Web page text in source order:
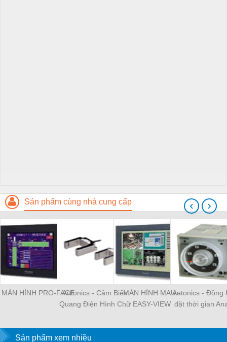
Sản phẩm cùng nhà cung cấp
MÀN HÌNH PRO-FACEAutonics - Cảm Biến
Quang Điện Hình Chữ
MÀN HÌNH MAU -
EASY-VIEW
Autonics - Đồng
đặt thời gian
‹ ›
Sản phẩm xem nhiều